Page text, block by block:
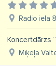
Radio iela
Koncertdārzs
Miķeļa